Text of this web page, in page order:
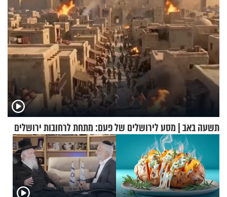
תשעה באב | מסע לירושלים של פעם: מתחת לרחובות ירושלים